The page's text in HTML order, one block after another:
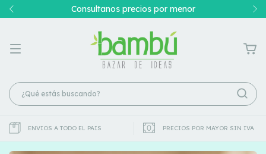
Consultanos precios por menor
ENVIOS A TODO EL PAIS PRECIOS POR MAYOR SIN IVA